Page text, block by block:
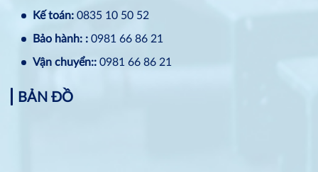
Kế toán: 0835 10 50 52
Bảo hành: : 0981 66 86 21
Vận chuyển:: 0981 66 86 21
BẢN ĐỒ